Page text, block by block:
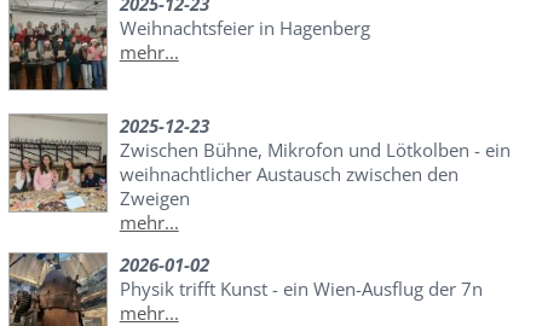
Weihnachtsfeier in Hagenberg
mehr...
2025-12-23
Zwischen Bühne, Mikrofon und Lötkolben - ein
weihnachtlicher Austausch zwischen den
Zweigen
mehr...
2026-01-02
Physik trifft Kunst - ein Wien-Ausflug der 7n
mehr...